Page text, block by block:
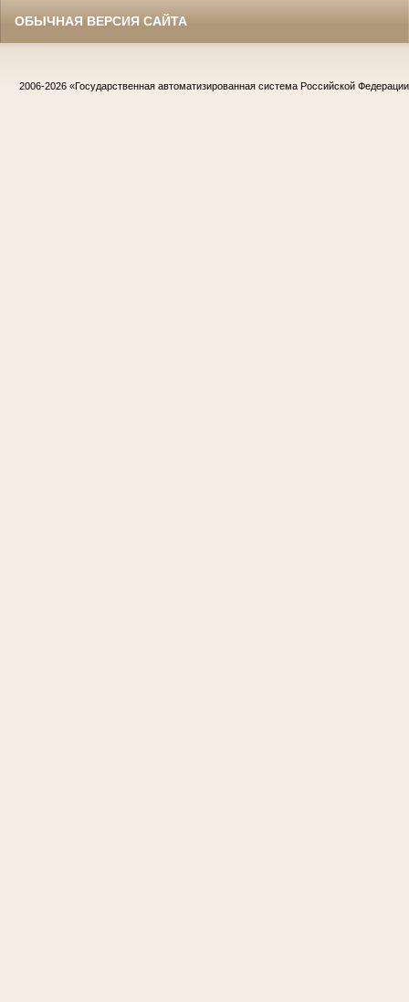
ОБЫЧНАЯ ВЕРСИЯ САЙТА
2006-2026 «Государственная автоматизированная система Российской